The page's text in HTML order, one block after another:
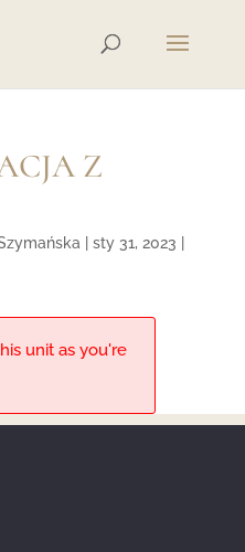
Z
sty 31, 2023
unit as you're